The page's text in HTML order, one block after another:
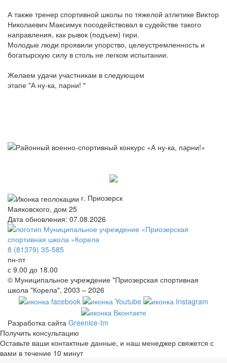
А также тренер спортивной школы по тяжелой атлетике Виктор
Николаевич Максимук посодействовал в судействе такого
направления, как рывок (подъем) гири.
Молодые люди проявили упорство, целеустремленность и
богатырскую силу в столь не легком испытании.
Желаем удачи участникам в следующем
этапе "А ну-ка, парни! "
г. Приозерск
Маяковского, дом 25
Дата обновления: 07.08.2026
8 (81379) 35-585
пн-пт
с 9.00 до 18.00
© Муниципальное учреждение "Приозерская спортивная
школа "Корела", 2003 – 2026
Разработка сайта Greenice-tm
Получить консультацию
Оставьте ваши контактные данные, и наш менеджер свяжется с
вами в течение 10 минут